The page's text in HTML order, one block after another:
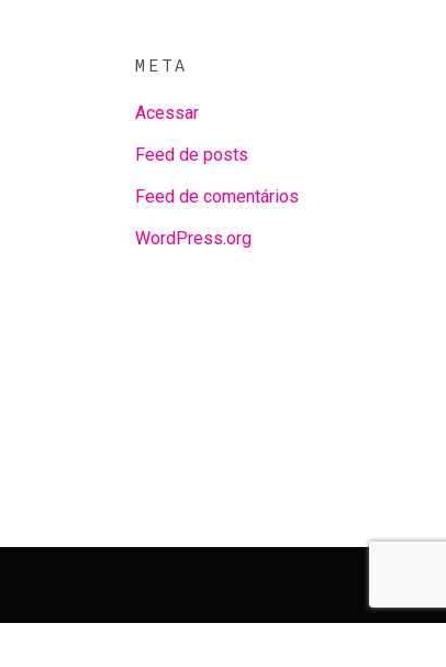
META
Acessar
Feed de posts
Feed de comentários
WordPress.org